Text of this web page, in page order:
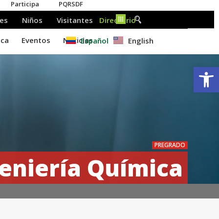
Español English
PREGRADO
Química